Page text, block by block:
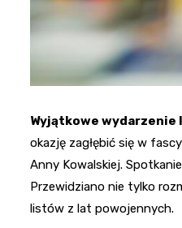
Wyjątkowe
okazję zagłębić się w
Anny Kowalskiej.
Przewidziano nie tylko
listów z lat powojennych.